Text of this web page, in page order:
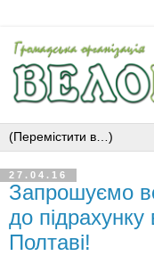
27.04.16
Запрошуємо
до підрахунку
Полтаві!